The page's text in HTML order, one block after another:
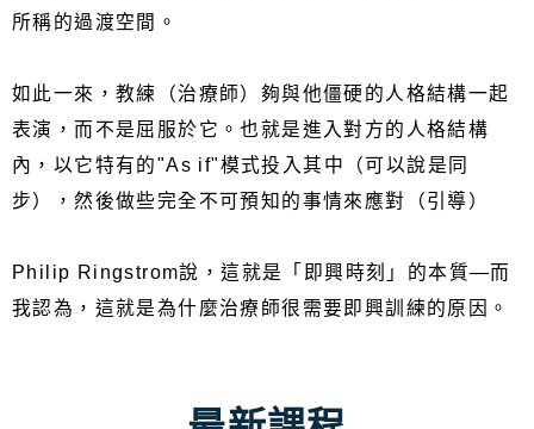
所稱的過渡空間。
如此一來，教練（治療師）夠與他僵硬的人格結構一起
表演，而不是屈服於它。也就是進入對方的人格結構
內，以它特有的"As if"模式投入其中（可以說是同
步），然後做些完全不可預知的事情來應對（引導）
Philip Ringstrom說，這就是「即興時刻」的本質—而
我認為，這就是為什麼治療師很需要即興訓練的原因。